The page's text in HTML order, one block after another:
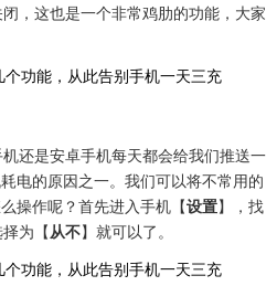
闭，这也是一个非常鸡肋的功能，大家
还是安卓手机每天都会给我们推送一
电的原因之一。我们可以将不常用的
操作呢？首先进入手机【设置】，找
择为【从不】就可以了。